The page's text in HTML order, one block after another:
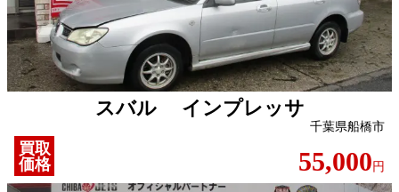
スバル インプレッサ
千葉県船橋市
買取
価格
55,000 円